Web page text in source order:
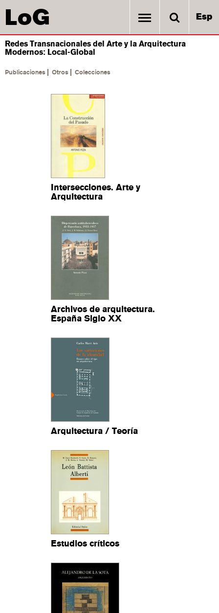
LoG Esp
Redes Transnacionales del Arte y la Arquitectura
Modernos: Local-Global
Publicaciones Otros Colecciones
Intersecciones. Arte y
Arquitectura
Archivos de arquitectura.
España Siglo XX
Arquitectura / Teoría
Estudios críticos